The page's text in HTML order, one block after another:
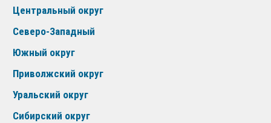
Центральный округ
Северо-Западный
Южный округ
Приволжский округ
Уральский округ
Сибирский округ